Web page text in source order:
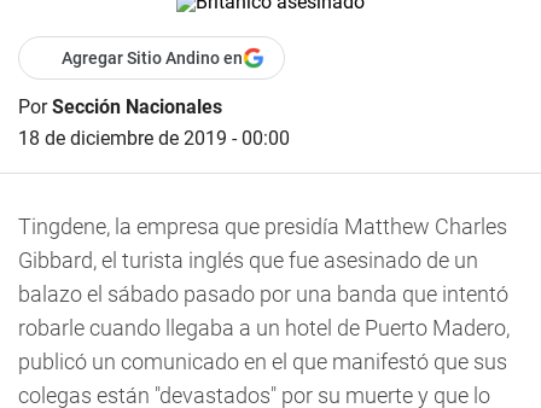
Agregar Sitio Andino en
PorSección Nacionales
18 de diciembre de 2019 - 00:00
Tingdene, la empresa que presidía Matthew Charles
Gibbard, el turista inglés que fue asesinado de un
balazo el sábado pasado por una banda que intentó
robarle cuando llegaba a un hotel de Puerto Madero,
publicó un comunicado en el que manifestó que sus
colegas están "devastados" por su muerte y que lo